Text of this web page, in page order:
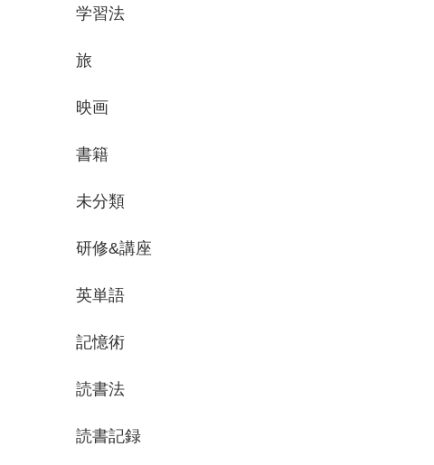
学習法
旅
映画
書籍
未分類
研修&講座
英単語
記憶術
読書法
読書記録